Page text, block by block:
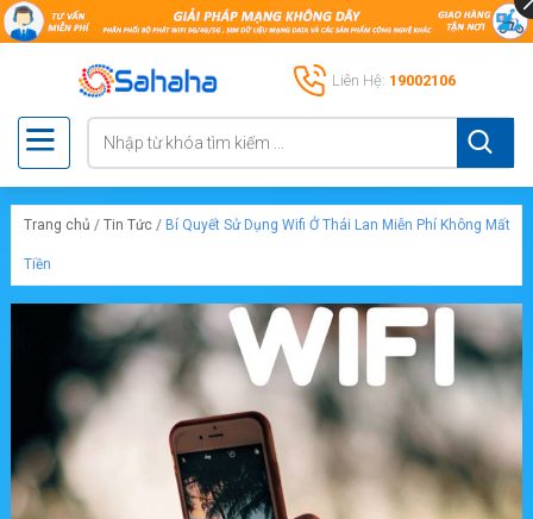
Liên Hệ: 19002106
Trang chủ / Tin Tức / Bí Quyết Sử Dụng Wifi Ở Thái Lan Miễn Phí Không Mất
Tiền